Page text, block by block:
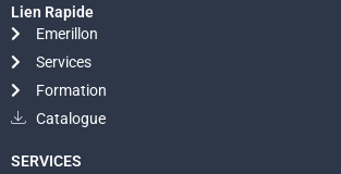
Lien Rapide
Emerillon
Services
Formation
Catalogue
SERVICES